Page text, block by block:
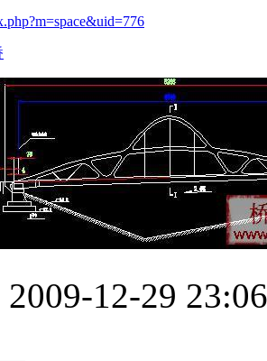
2009-12-29 23:06